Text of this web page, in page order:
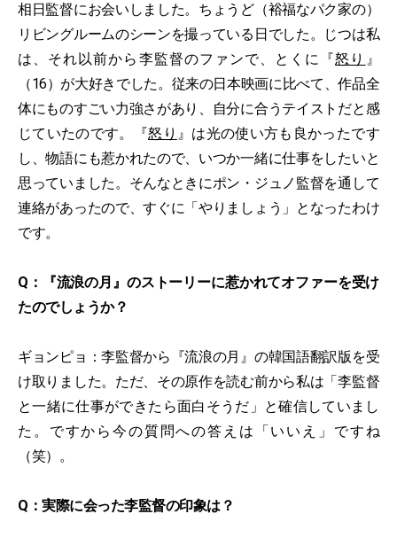
相日監督にお会いしました。ちょうど（裕福なパク家の）
リビングルームのシーンを撮っている日でした。じつは私
は、それ以前から李監督のファンで、とくに『怒り 』
（16）が大好きでした。従来の日本映画に比べて、作品全
体にものすごい力強さがあり、自分に合うテイストだと感
じていたのです。『怒り 』は光の使い方も良かったです
し、物語にも惹かれたので、いつか一緒に仕事をしたいと
思っていました。そんなときにポン・ジュノ監督を通して
連絡があったので、すぐに「やりましょう」となったわけ
です。
Q：『流浪の月』のストーリーに惹かれてオファーを受け
たのでしょうか？
ギョンピョ：李監督から『流浪の月』の韓国語翻訳版を受
け取りました。ただ、その原作を読む前から私は「李監督
と一緒に仕事ができたら面白そうだ」と確信していまし
た。ですから今の質問への答えは「いいえ」ですね
（笑）。
Q：実際に会った李監督の印象は？